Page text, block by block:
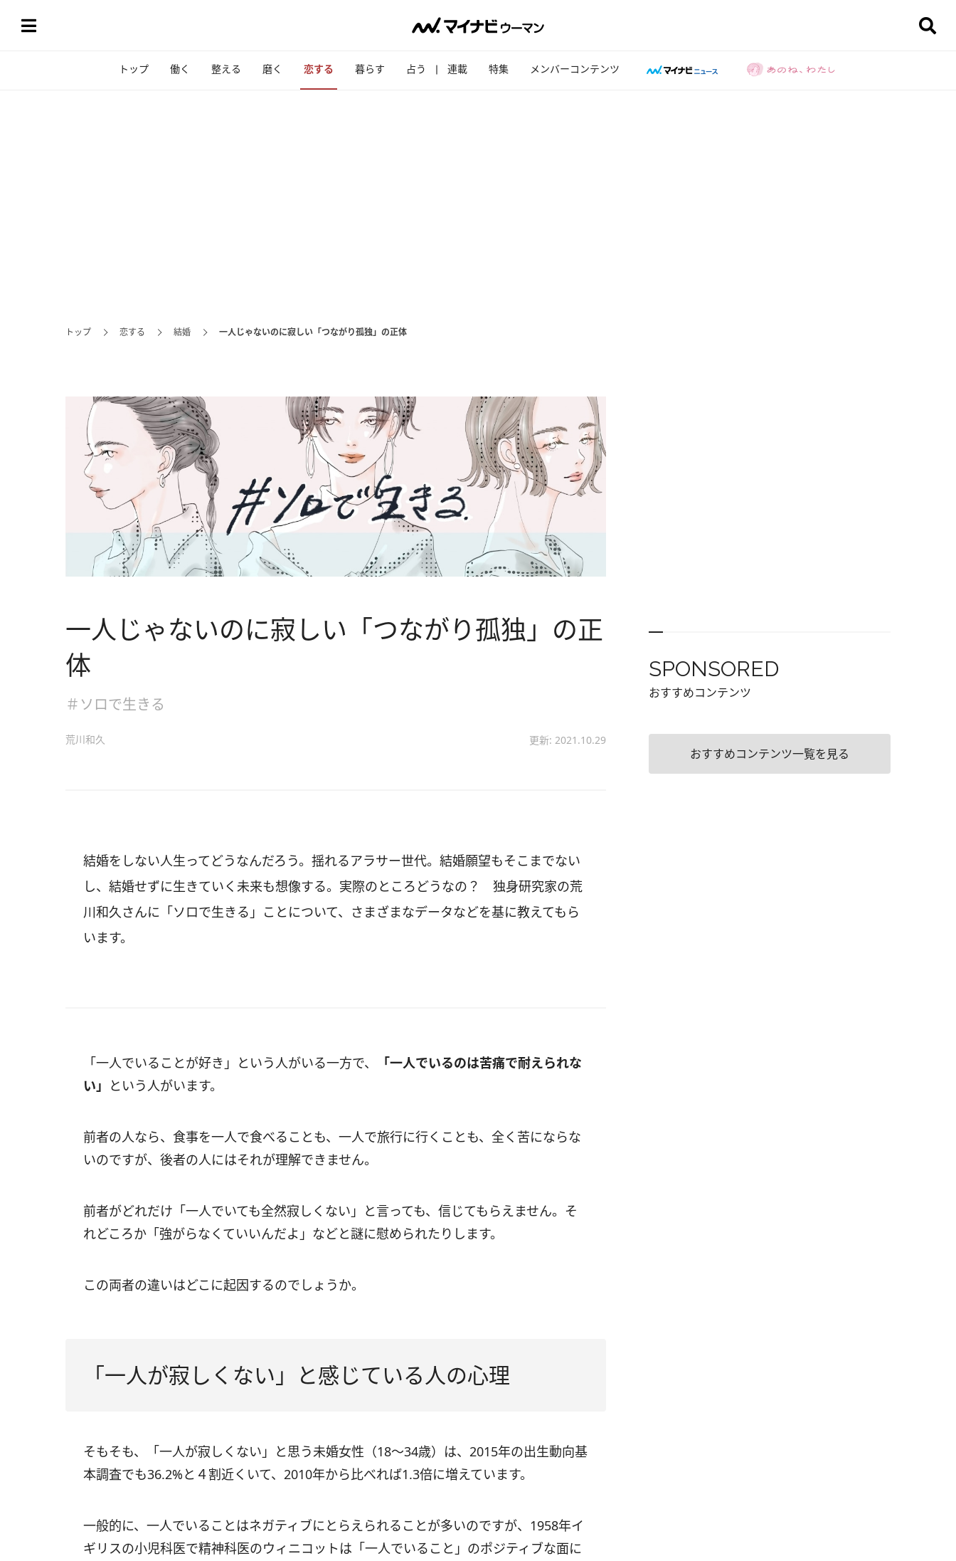
トップ 働く 整える 磨く 恋する 暮らす 占う 連載 特集 メンバーコンテンツ
トップ 恋する 結婚 一人じゃないのに寂しい「つながり孤独」の正体
一人じゃないのに寂しい「つながり孤独」の正
体
＃ソロで生きる
荒川和久 更新: 2021.10.29
結婚をしない人生ってどうなんだろう。揺れるアラサー世代。結婚願望もそこまでない
し、結婚せずに生きていく未来も想像する。実際のところどうなの？ 独身研究家の荒
川和久さんに「ソロで生きる」ことについて、さまざまなデータなどを基に教えてもら
います。
「一人でいることが好き」という人がいる一方で、
「一人でいるのは苦痛で耐えられな
い」 という人がいます。
前者の人なら、食事を一人で食べることも、一人で旅行に行くことも、全く苦にならな
いのですが、後者の人にはそれが理解できません。
前者がどれだけ「一人でいても全然寂しくない」と言っても、信じてもらえません。そ
れどころか「強がらなくていいんだよ」などと謎に慰められたりします。
この両者の違いはどこに起因するのでしょうか。
「一人が寂しくない」と感じている人の心理
そもそも、「一人が寂しくない」と思う未婚女性（18～34歳）は、2015年の出生動向基
本調査でも36.2%と４割近くいて、2010年から比べれば1.3倍に増えています。
一般的に、一人でいることはネガティブにとらえられることが多いのですが、1958年イ
ギリスの小児科医で精神科医のウィニコットは「一人でいること」のポジティブな面に
SPONSORED
おすすめコンテンツ
おすすめコンテンツ一覧を見る